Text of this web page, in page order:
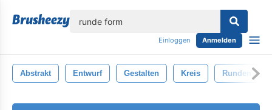
Einloggen Anmelden
Abstrakt Entwurf Gestalten Kreis Runden